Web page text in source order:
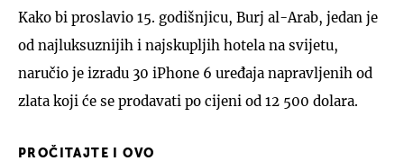
Kako bi proslavio 15. godišnjicu, Burj al-Arab, jedan je
od najluksuznijih i najskupljih hotela na svijetu,
naručio je izradu 30 iPhone 6 uređaja napravljenih od
zlata koji će se prodavati po cijeni od 12 500 dolara.
PROČITAJTE I OVO